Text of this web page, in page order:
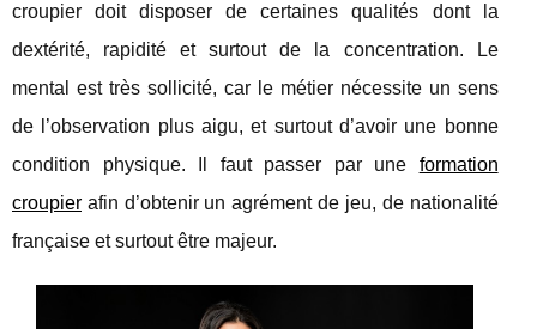
croupier doit disposer de certaines qualités dont la
dextérité, rapidité et surtout de la concentration. Le
mental est très sollicité, car le métier nécessite un sens
de l’observation plus aigu, et surtout d’avoir une bonne
condition physique. Il faut passer par une formation
croupier afin d’obtenir un agrément de jeu, de nationalité
française et surtout être majeur.